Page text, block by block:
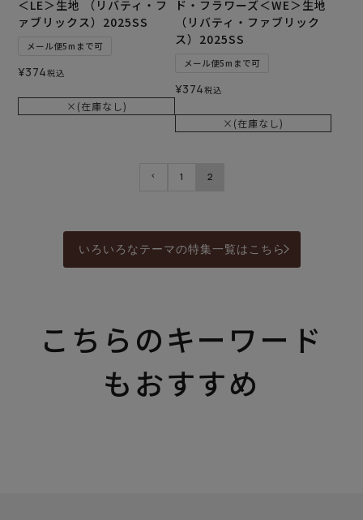
＜LE＞生地 （リバティ・フ
ァブリックス）2025SS
メール便5mまで可
¥374税込
×(在庫なし)
ド・フラワーズ＜WE＞生地
（リバティ・ファブリック
ス）2025SS
メール便5mまで可
¥374税込
×(在庫なし)
1 2
いろいろなテーマの特集一覧はこちら
こちらのキーワード
もおすすめ